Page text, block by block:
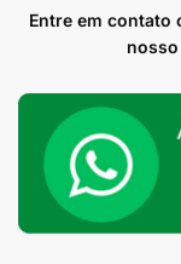
NGK
Walk
machine
quantidade
Entre em contato